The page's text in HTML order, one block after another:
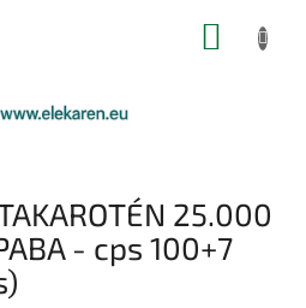
25.000
- cps 100+7